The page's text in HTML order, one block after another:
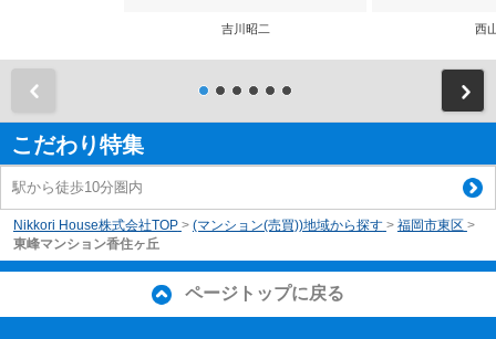
吉川昭二 西
こだわり特集
駅から徒歩10分圏内
Nikkori House株式会社TOP > (マンション(売買))地域から探す > 福岡市東区 >
東峰マンション香住ヶ丘
ページトップに戻る